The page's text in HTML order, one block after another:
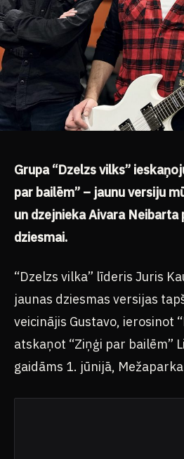
Grupa “Dzelzs vilks”
par bailēm” – jaunu versiju
un dzejnieka Aivara Neibarta
dziesmai.
“Dzelzs vilka” līderis Juris
jaunas dziesmas versijas
veicinājis Gustavo, ierosinot
atskaņot “Ziņģi par bailēm”
gaidāms 1. jūnijā,